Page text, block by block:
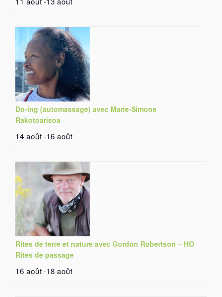
Do-ing (automassage) avec Marie-Simone
Rakotoarisoa
14 août-16 août
Rites de terre et nature avec Gordon Robertson – HO
Rites de passage
16 août-18 août